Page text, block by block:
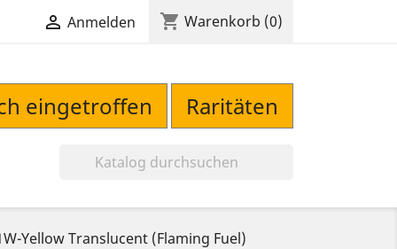
 Anmelden shopping_cart Warenkorb (0)
eingetroffen Raritäten
Yellow Translucent (Flaming Fuel)